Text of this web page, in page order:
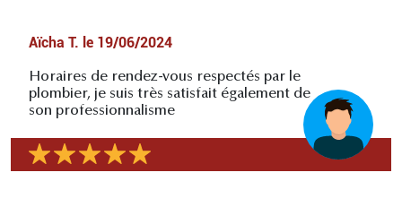
Aïcha T. le 19/06/2024
Horaires de rendez-vous respectés par le
plombier, je suis très satisfait également de
son professionnalisme